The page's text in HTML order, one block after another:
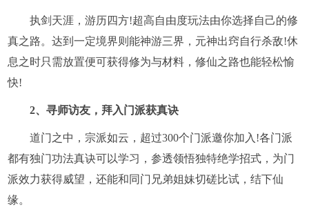
执剑天涯，游历四方!超高自由度玩法由你选择自己的修
真之路。达到一定境界则能神游三界，元神出窍自行杀敌!休
息之时只需放置便可获得修为与材料，修仙之路也能轻松愉
快!
2、寻师访友，拜入门派获真诀
道门之中，宗派如云，超过300个门派邀你加入!各门派
都有独门功法真诀可以学习，参透领悟独特绝学招式，为门
派效力获得威望，还能和同门兄弟姐妹切磋比试，结下仙
缘。